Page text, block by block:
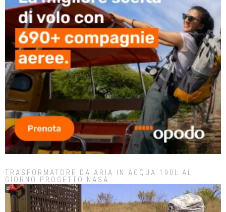
TRASFORMATORE DA ARIA IN ACQUA 190L AL
GIORNO PROGETTO NASA